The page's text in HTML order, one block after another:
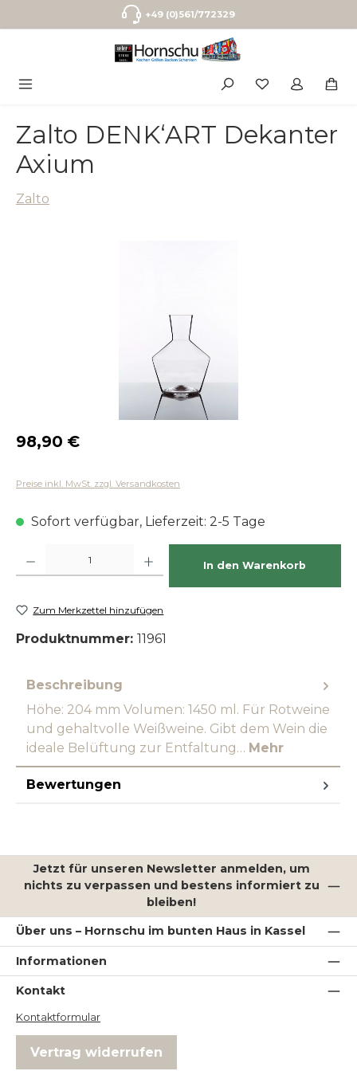
Zum Hauptinhalt springen+49 (0)561/772329
Zalto DENK‘ART Dekanter
Axium
Zalto
Regulärer Preis:
98,90 €
Preise inkl. MwSt. zzgl. Versandkosten
Sofort verfügbar, Lieferzeit: 2-5 Tage
In den Warenkorb
Zum Merkzettel hinzufügen
Produktnummer: 11961
Beschreibung
Höhe: 204 mm Volumen: 1450 ml. Für Rotweine
und gehaltvolle Weißweine. Gibt dem Wein die
ideale Belüftung zur Entfaltung… Mehr
Bewertungen
Jetzt für unseren Newsletter anmelden, um
nichts zu verpassen und bestens informiert zu
bleiben!
Über uns – Hornschu im bunten Haus in Kassel
Informationen
Kontakt
Kontaktformular
Vertrag widerrufen